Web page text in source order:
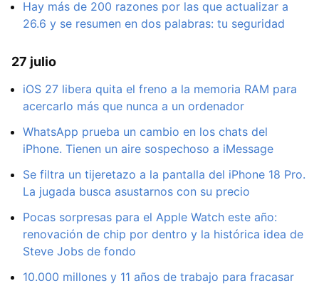
Hay más de 200 razones por las que actualizar a
26.6 y se resumen en dos palabras: tu seguridad
27 julio
iOS 27 libera quita el freno a la memoria RAM para
acercarlo más que nunca a un ordenador
WhatsApp prueba un cambio en los chats del
iPhone. Tienen un aire sospechoso a iMessage
Se filtra un tijeretazo a la pantalla del iPhone 18 Pro.
La jugada busca asustarnos con su precio
Pocas sorpresas para el Apple Watch este año:
renovación de chip por dentro y la histórica idea de
Steve Jobs de fondo
10.000 millones y 11 años de trabajo para fracasar